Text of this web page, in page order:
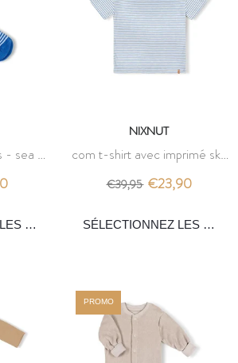
- sea -
NIXNUT
com t-shirt avec imprimé sky
- nixnut
€39,95 €23,90
PROMO